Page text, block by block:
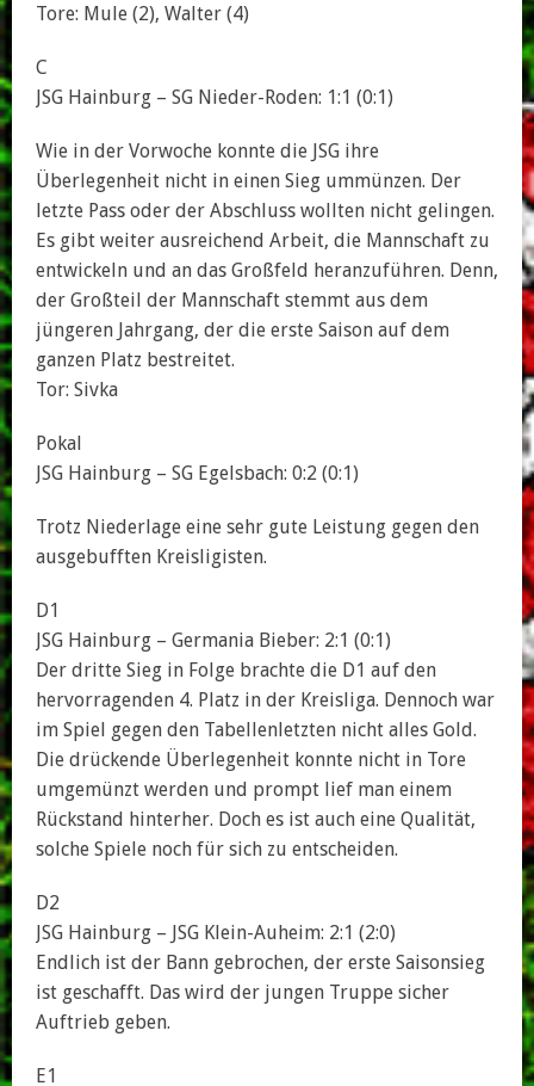
Tore: Mule (2), Walter (4)
C
JSG Hainburg – SG Nieder-Roden: 1:1 (0:1)
Wie in der Vorwoche konnte die JSG ihre
Überlegenheit nicht in einen Sieg ummünzen. Der
letzte Pass oder der Abschluss wollten nicht gelingen.
Es gibt weiter ausreichend Arbeit, die Mannschaft zu
entwickeln und an das Großfeld heranzuführen. Denn,
der Großteil der Mannschaft stemmt aus dem
jüngeren Jahrgang, der die erste Saison auf dem
ganzen Platz bestreitet.
Tor: Sivka
Pokal
JSG Hainburg – SG Egelsbach: 0:2 (0:1)
Trotz Niederlage eine sehr gute Leistung gegen den
ausgebufften Kreisligisten.
D1
JSG Hainburg – Germania Bieber: 2:1 (0:1)
Der dritte Sieg in Folge brachte die D1 auf den
hervorragenden 4. Platz in der Kreisliga. Dennoch war
im Spiel gegen den Tabellenletzten nicht alles Gold.
Die drückende Überlegenheit konnte nicht in Tore
umgemünzt werden und prompt lief man einem
Rückstand hinterher. Doch es ist auch eine Qualität,
solche Spiele noch für sich zu entscheiden.
D2
JSG Hainburg – JSG Klein-Auheim: 2:1 (2:0)
Endlich ist der Bann gebrochen, der erste Saisonsieg
ist geschafft. Das wird der jungen Truppe sicher
Auftrieb geben.
E1